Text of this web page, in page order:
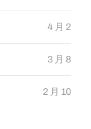
4 月 2
3 月 8
2 月 10